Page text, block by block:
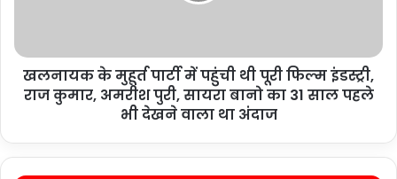
खलनायक के मुहूर्त पार्टी में पहुंची थी पूरी फिल्म इंडस्ट्री,
राज कुमार, अमरीश पुरी, सायरा बानो का 31 साल पहले
भी देखने वाला था अंदाज